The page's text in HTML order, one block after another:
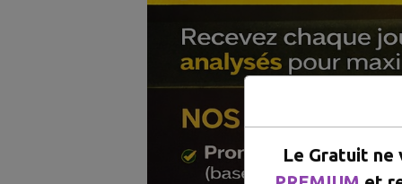
Le Gratuit ne